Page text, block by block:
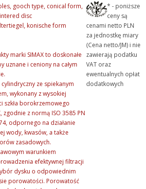
szk...
pojem...
gooch type, conical form,
disc
konische form
marki SIMAX to doskonałe
uznane i ceniony na całym
cylindryczny ze spiekanym
wykonany z wysokiej
szkła borokrzemowego
zgodnie z normą ISO 3585 PN
odpornego na działanie
wody, kwasów, a także
zasadowych.
warunkiem
efektywnej filtracji
dysku o odpowiednim
porowatości. Porowatość
* - poniższe
ceny są
cenami netto PLN
za jednostkę miary
(Cena netto/JM) i nie
zawierają podatku
VAT oraz
ewentualnych opłat
dodatkowych